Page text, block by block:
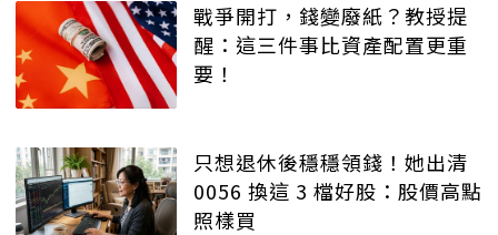
戰爭開打，錢變廢紙？教授提
醒：這三件事比資產配置更重
要！
只想退休後穩穩領錢！她出清
0056 換這 3 檔好股：股價高點
照樣買